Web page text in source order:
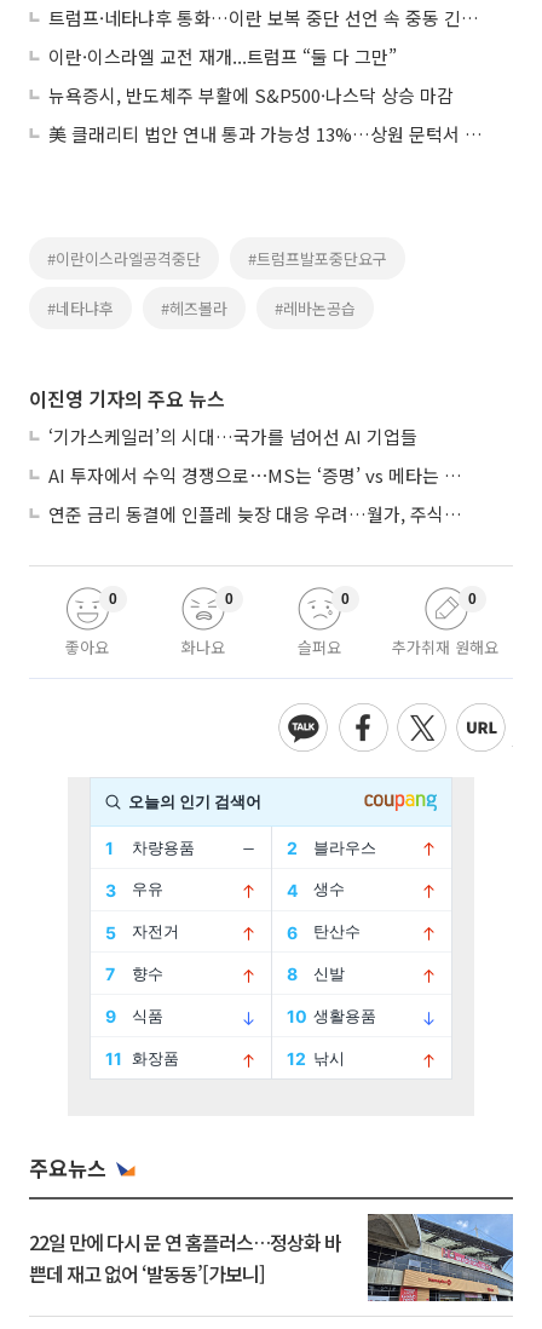
트럼프·네타냐후 통화…이란 보복 중단 선언 속 중동 긴장 지속
이란·이스라엘 교전 재개...트럼프 “둘 다 그만”
뉴욕증시, 반도체주 부활에 S&P500·나스닥 상승 마감
美 클래리티 법안 연내 통과 가능성 13%…상원 문턱서 제동
#이란이스라엘공격중단 #트럼프발포중단요구
#네타냐후 #헤즈볼라 #레바논공습
이진영 기자의 주요 뉴스
‘기가스케일러’의 시대…국가를 넘어선 AI 기업들
AI 투자에서 수익 경쟁으로⋯MS는 ‘증명’ vs 메타는 ‘숙제’
연준 금리 동결에 인플레 늦장 대응 우려…월가, 주식도 채권도 던졌다
좋아요
0
화나요
0
슬퍼요
0
추가취재 원해요
0
주요뉴스
22일 만에 다시 문 연 홈플러스…정상화 바
쁜데 재고 없어 ‘발동동’[가보니]